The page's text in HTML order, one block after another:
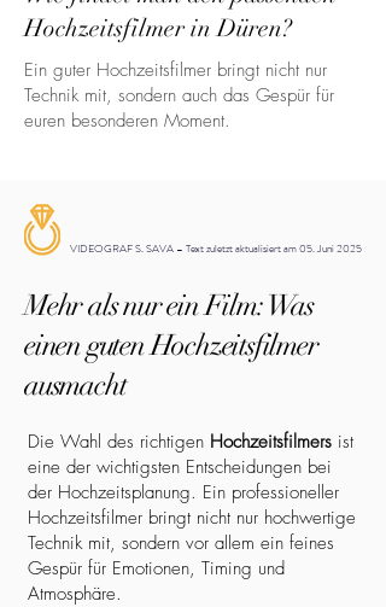
Hochzeitsfilmer in Düren?
Ein guter Hochzeitsfilmer bringt nicht nur
Technik mit, sondern auch das Gespür für
euren besonderen Moment.
VIDEOGRAF S. SAVA – Text zuletzt aktualisiert am 05. Juni 2025
Mehr als nur ein Film: Was
einen guten Hochzeitsfilmer
ausmacht
Die Wahl des richtigen Hochzeitsfilmers ist
eine der wichtigsten Entscheidungen bei
der Hochzeitsplanung. Ein professioneller
Hochzeitsfilmer bringt nicht nur hochwertige
Technik mit, sondern vor allem ein feines
Gespür für Emotionen, Timing und
Atmosphäre.